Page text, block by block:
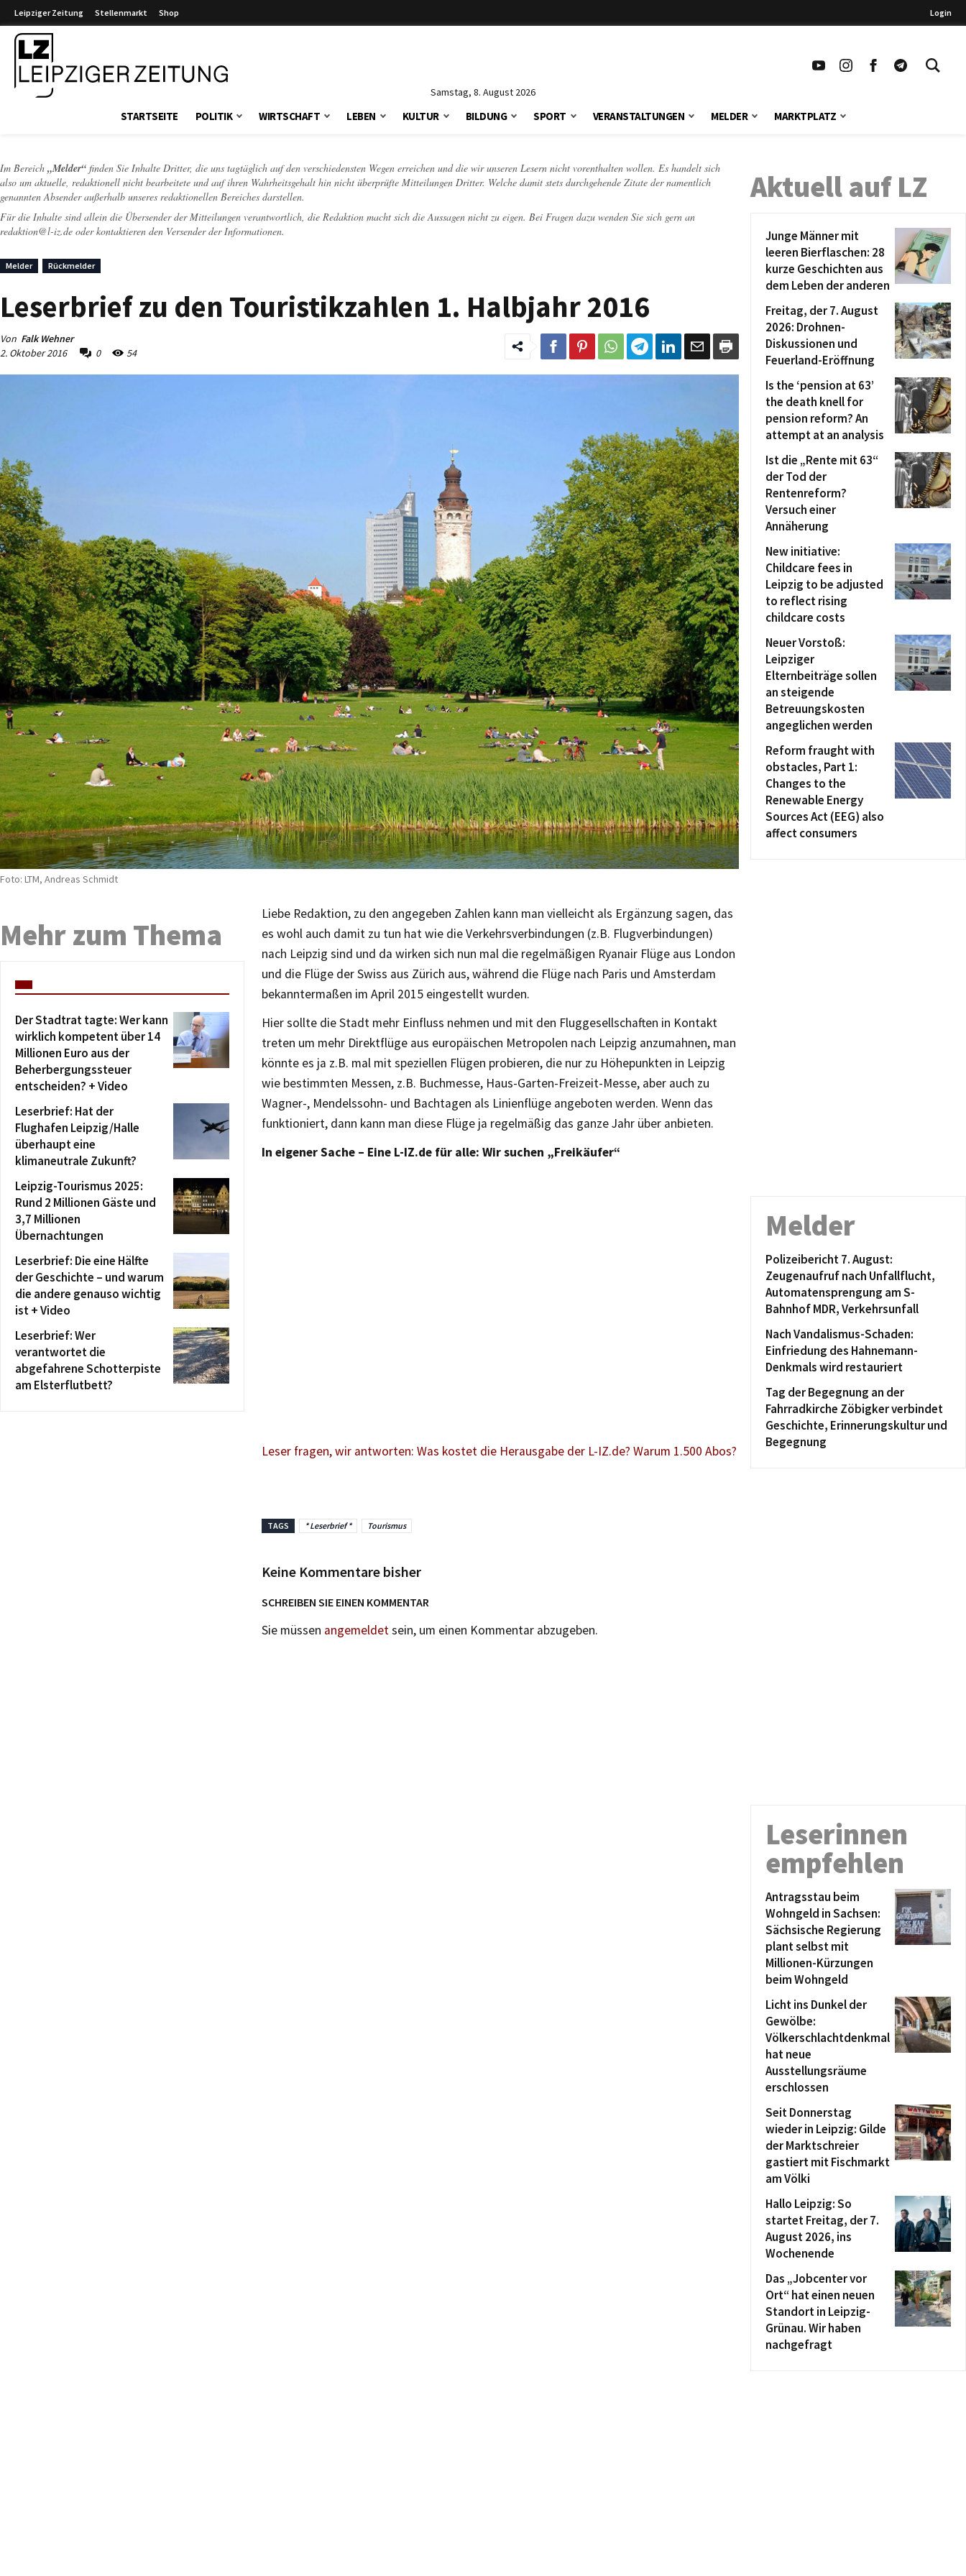
Leipziger Zeitung Stellenmarkt Shop Login
Samstag, 8. August 2026
STARTSEITE POLITIK WIRTSCHAFT LEBEN KULTUR BILDUNG SPORT VERANSTALTUNGEN MELDER MARKTPLATZ
Im Bereich „Melder“ finden Sie Inhalte Dritter, die uns tagtäglich auf den verschiedensten Wegen erreichen und die wir unseren Lesern nicht vorenthalten wollen. Es handelt sich
also um aktuelle, redaktionell nicht bearbeitete und auf ihren Wahrheitsgehalt hin nicht überprüfte Mitteilungen Dritter. Welche damit stets durchgehende Zitate der namentlich
genannten Absender außerhalb unseres redaktionellen Bereiches darstellen.
Für die Inhalte sind allein die Übersender der Mitteilungen verantwortlich, die Redaktion macht sich die Aussagen nicht zu eigen. Bei Fragen dazu wenden Sie sich gern an
redaktion@l-iz.de oder kontaktieren den Versender der Informationen.
Melder Rückmelder
Leserbrief zu den Touristikzahlen 1. Halbjahr 2016
Von Falk Wehner
2. Oktober 2016
0 54
Foto: LTM, Andreas Schmidt
Liebe Redaktion, zu den angegeben Zahlen kann man vielleicht als Ergänzung sagen, das
es wohl auch damit zu tun hat wie die Verkehrsverbindungen (z.B. Flugverbindungen)
nach Leipzig sind und da wirken sich nun mal die regelmäßigen Ryanair Flüge aus London
und die Flüge der Swiss aus Zürich aus, während die Flüge nach Paris und Amsterdam
bekanntermaßen im April 2015 eingestellt wurden.
Hier sollte die Stadt mehr Einfluss nehmen und mit den Fluggesellschaften in Kontakt
treten um mehr Direktflüge aus europäischen Metropolen nach Leipzig anzumahnen, man
könnte es ja z.B. mal mit speziellen Flügen probieren, die nur zu Höhepunkten in Leipzig
wie bestimmten Messen, z.B. Buchmesse, Haus-Garten-Freizeit-Messe, aber auch zu
Wagner-, Mendelssohn- und Bachtagen als Linienflüge angeboten werden. Wenn das
funktioniert, dann kann man diese Flüge ja regelmäßig das ganze Jahr über anbieten.
In eigener Sache – Eine L-IZ.de für alle: Wir suchen „Freikäufer“
Leser fragen, wir antworten: Was kostet die Herausgabe der L-IZ.de? Warum 1.500 Abos?
TAGS * Leserbrief * Tourismus
Keine Kommentare bisher
SCHREIBEN SIE EINEN KOMMENTAR
Sie müssen angemeldetsein, um einen Kommentar abzugeben.
Mehr zum Thema
Der Stadtrat tagte: Wer kann
wirklich kompetent über 14
Millionen Euro aus der
Beherbergungssteuer
entscheiden? + Video
Leserbrief: Hat der
Flughafen Leipzig/Halle
überhaupt eine
klimaneutrale Zukunft?
Leipzig-Tourismus 2025:
Rund 2 Millionen Gäste und
3,7 Millionen
Übernachtungen
Leserbrief: Die eine Hälfte
der Geschichte – und warum
die andere genauso wichtig
ist + Video
Leserbrief: Wer
verantwortet die
abgefahrene Schotterpiste
am Elsterflutbett?
Aktuell auf LZ
Junge Männer mit
leeren Bierflaschen: 28
kurze Geschichten aus
dem Leben der anderen
Freitag, der 7. August
2026: Drohnen-
Diskussionen und
Feuerland-Eröffnung
Is the ‘pension at 63’
the death knell for
pension reform? An
attempt at an analysis
Ist die „Rente mit 63“
der Tod der
Rentenreform?
Versuch einer
Annäherung
New initiative:
Childcare fees in
Leipzig to be adjusted
to reflect rising
childcare costs
Neuer Vorstoß:
Leipziger
Elternbeiträge sollen
an steigende
Betreuungskosten
angeglichen werden
Reform fraught with
obstacles, Part 1:
Changes to the
Renewable Energy
Sources Act (EEG) also
affect consumers
Melder
Polizeibericht 7. August:
Zeugenaufruf nach Unfallflucht,
Automatensprengung am S-
Bahnhof MDR, Verkehrsunfall
Nach Vandalismus-Schaden:
Einfriedung des Hahnemann-
Denkmals wird restauriert
Tag der Begegnung an der
Fahrradkirche Zöbigker verbindet
Geschichte, Erinnerungskultur und
Begegnung
Leserinnen
empfehlen
Antragsstau beim
Wohngeld in Sachsen:
Sächsische Regierung
plant selbst mit
Millionen-Kürzungen
beim Wohngeld
Licht ins Dunkel der
Gewölbe:
Völkerschlachtdenkmal
hat neue
Ausstellungsräume
erschlossen
Seit Donnerstag
wieder in Leipzig: Gilde
der Marktschreier
gastiert mit Fischmarkt
am Völki
Hallo Leipzig: So
startet Freitag, der 7.
August 2026, ins
Wochenende
Das „Jobcenter vor
Ort“ hat einen neuen
Standort in Leipzig-
Grünau. Wir haben
nachgefragt